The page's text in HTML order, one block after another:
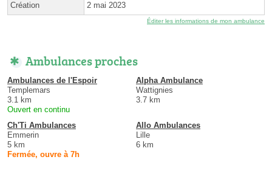
Création 2 mai 2023
Éditer les informations de mon ambulance
Ambulances proches
Ambulances de l'Espoir
Templemars
3.1 km
Ouvert en continu
Alpha Ambulance
Wattignies
3.7 km
Ch'Ti Ambulances
Emmerin
5 km
Fermée, ouvre à 7h
Allo Ambulances
Lille
6 km